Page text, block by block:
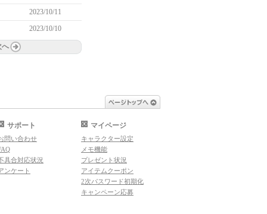
2023/10/11
2023/10/10
へ
サポート
問い合わせ
具合対応状況
ンケート
マイページ
キャラクター設定
メモ機能
プレゼント状況
アイテムクーポン
2次パスワード初期化
キャンペーン応募